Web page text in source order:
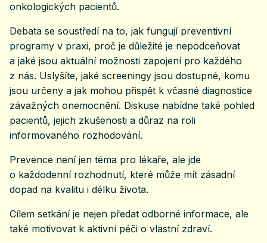
onkologických pacientů.
Debata se soustředí na to, jak fungují preventivní
programy v praxi, proč je důležité je nepodceňovat
a jaké jsou aktuální možnosti zapojení pro každého
z nás. Uslyšíte, jaké screeningy jsou dostupné, komu
jsou určeny a jak mohou přispět k včasné diagnostice
závažných onemocnění. Diskuse nabídne také pohled
pacientů, jejich zkušenosti a důraz na roli
informovaného rozhodování.
Prevence není jen téma pro lékaře, ale jde
o každodenní rozhodnutí, které může mít zásadní
dopad na kvalitu i délku života.
Cílem setkání je nejen předat odborné informace, ale
také motivovat k aktivní péči o vlastní zdraví.